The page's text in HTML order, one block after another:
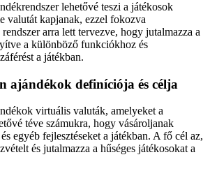
lehetővé teszi a játékosok
valutát kapjanak, ezzel fokozva
arra lett tervezve, hogy jutalmazza a
a különböző funkciókhoz és
a játékban.
ajándékok definíciója és célja
virtuális valuták, amelyeket a
téve számukra, hogy vásároljanak
egyéb fejlesztéseket a játékban. A fő cél az,
és jutalmazza a hűséges játékosokat a